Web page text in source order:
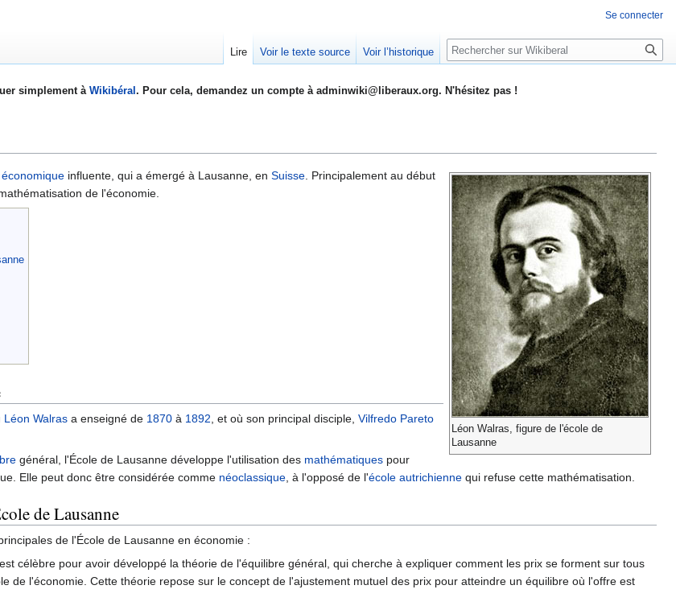
simplement à Wikibéral . Pour cela, demandez un compte à adminwiki@liberaux.org. N'hésitez pas !
Léon Walras, figure de l'école de
Lausanne
économique influente, qui a émergé à Lausanne, en Suisse. Principalement au début
de l'économie.
Léon Walras a enseigné de 1870 à 1892, et où son principal disciple, Vilfredo Pareto
général, l'École de Lausanne développe l'utilisation des mathématiques pour
Elle peut donc être considérée comme néoclassique, à l'opposé de l'école autrichienne qui refuse cette mathématisation.
de Lausanne
de l'École de Lausanne en économie :
célèbre pour avoir développé la théorie de l'équilibre général, qui cherche à expliquer comment les prix se forment sur tous
de l'économie. Cette théorie repose sur le concept de l'ajustement mutuel des prix pour atteindre un équilibre où l'offre est
Se connecter
Lire Voir le texte source Voir l’historique Rechercher